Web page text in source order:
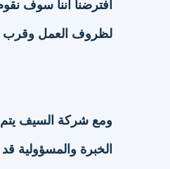
افترضنا اننا سوف
لظروف العمل وقرب
ومع شركة السيف يتم
الخبرة والمسؤولية